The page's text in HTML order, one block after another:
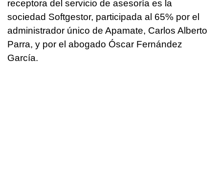
receptora del servicio de asesoría es la
sociedad Softgestor, participada al 65% por el
administrador único de Apamate, Carlos Alberto
Parra, y por el abogado Óscar Fernández
García.